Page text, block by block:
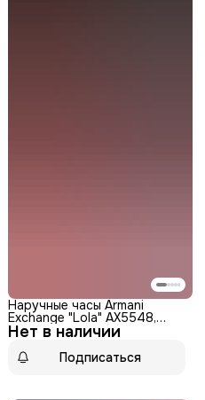
Нет в наличии
Наручные часы Armani
Exchange "Lola" AX5548,
женские, кварцевые,
водонепроницаемые,
черные Подписаться